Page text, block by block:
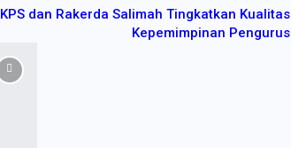
dan Rakerda Salimah Tingkatkan Kualitas
Kepemimpinan Pengurus